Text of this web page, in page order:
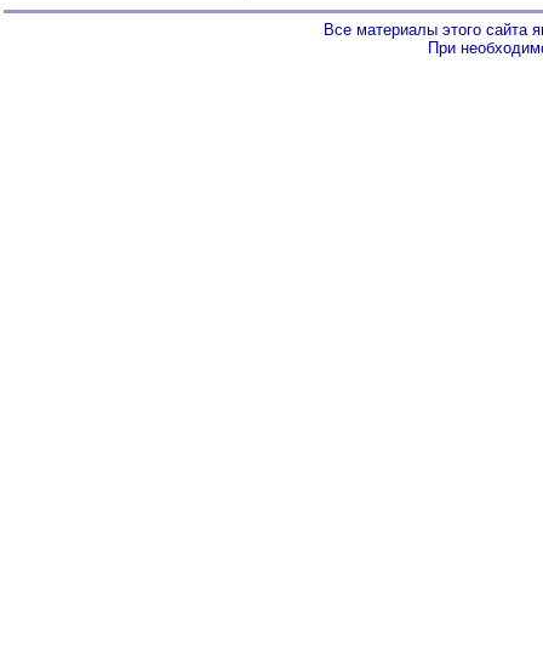
Все материалы этого сайта
При